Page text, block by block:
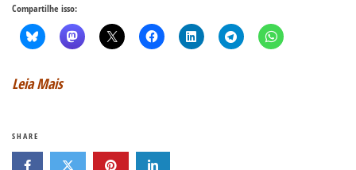
Compartilhe isso:
Leia Mais
SHARE